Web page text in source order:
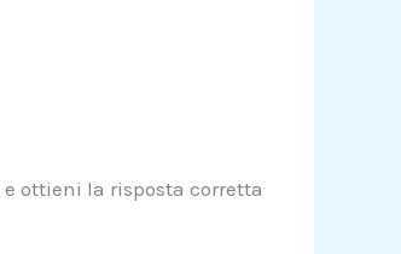
ottieni la risposta corretta